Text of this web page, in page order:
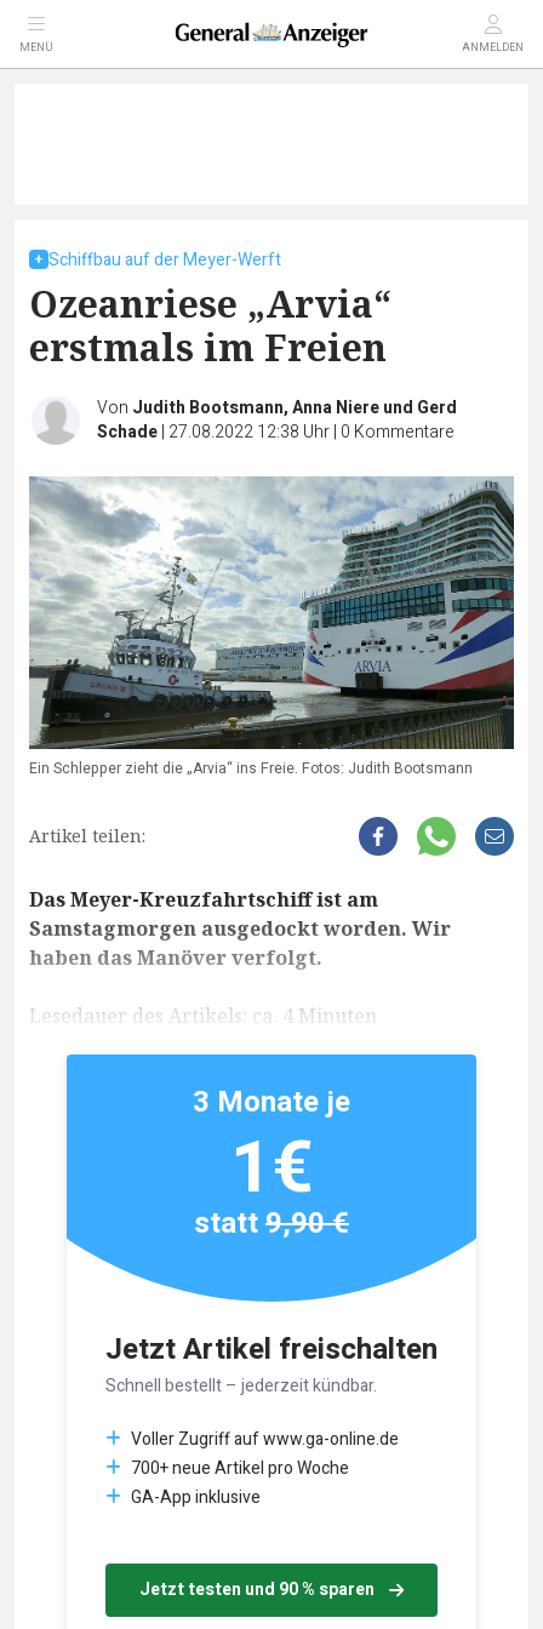
MENÜ ANMELDEN
Schiffbau auf der Meyer-Werft
Ozeanriese „Arvia“
erstmals im Freien
Von Judith Bootsmann, Anna Niere und Gerd
Schade| 27.08.2022 12:38 Uhr| 0 Kommentare
Ein Schlepper zieht die „Arvia“ ins Freie. Fotos: Judith Bootsmann
Artikel teilen:
Das Meyer-Kreuzfahrtschiff ist am
Samstagmorgen ausgedockt worden. Wir
haben das Manöver verfolgt.
Lesedauer des Artikels: ca. 4 Minuten
Jetzt Artikel freischalten
Schnell bestellt – jederzeit kündbar.
Voller Zugriff auf www.ga-online.de
700+ neue Artikel pro Woche
GA-App inklusive
Jetzt testen und 90 % sparen
3 Monate je
1€
statt9,90 €